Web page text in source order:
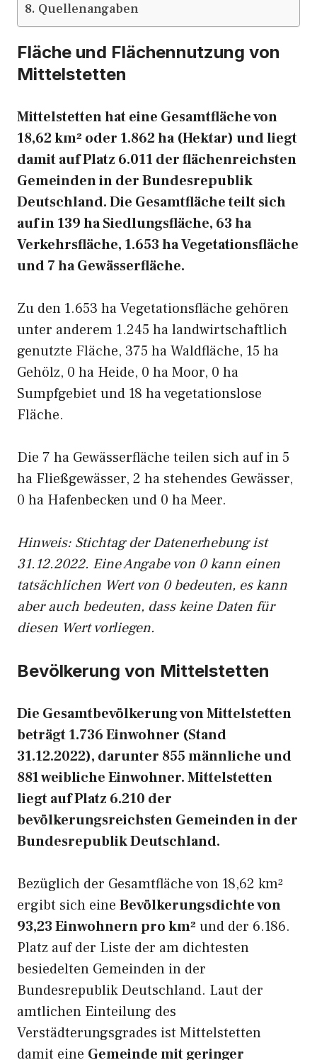
Quellenangaben
Fläche und Flächennutzung von
Mittelstetten
Mittelstetten hat eine Gesamtfläche von
18,62 km² oder 1.862 ha (Hektar) und liegt
damit auf Platz 6.011 der flächenreichsten
Gemeinden in der Bundesrepublik
Deutschland. Die Gesamtfläche teilt sich
auf in 139 ha Siedlungsfläche, 63 ha
Verkehrsfläche, 1.653 ha Vegetationsfläche
und 7 ha Gewässerfläche.
Zu den 1.653 ha Vegetationsfläche gehören
unter anderem 1.245 ha landwirtschaftlich
genutzte Fläche, 375 ha Waldfläche, 15 ha
Gehölz, 0 ha Heide, 0 ha Moor, 0 ha
Sumpfgebiet und 18 ha vegetationslose
Fläche.
Die 7 ha Gewässerfläche teilen sich auf in 5
ha Fließgewässer, 2 ha stehendes Gewässer,
0 ha Hafenbecken und 0 ha Meer.
Hinweis: Stichtag der Datenerhebung ist
31.12.2022. Eine Angabe von 0 kann einen
tatsächlichen Wert von 0 bedeuten, es kann
aber auch bedeuten, dass keine Daten für
diesen Wert vorliegen.
Bevölkerung von Mittelstetten
Die Gesamtbevölkerung von Mittelstetten
beträgt 1.736 Einwohner (Stand
31.12.2022), darunter 855 männliche und
881 weibliche Einwohner. Mittelstetten
liegt auf Platz 6.210 der
bevölkerungsreichsten Gemeinden in der
Bundesrepublik Deutschland.
Bezüglich der Gesamtfläche von 18,62 km²
ergibt sich eine Bevölkerungsdichte von
93,23 Einwohnern pro km² und der 6.186.
Platz auf der Liste der am dichtesten
besiedelten Gemeinden in der
Bundesrepublik Deutschland. Laut der
amtlichen Einteilung des
Verstädterungsgrades ist Mittelstetten
damit eine Gemeinde mit geringer